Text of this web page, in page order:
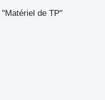
de TP"